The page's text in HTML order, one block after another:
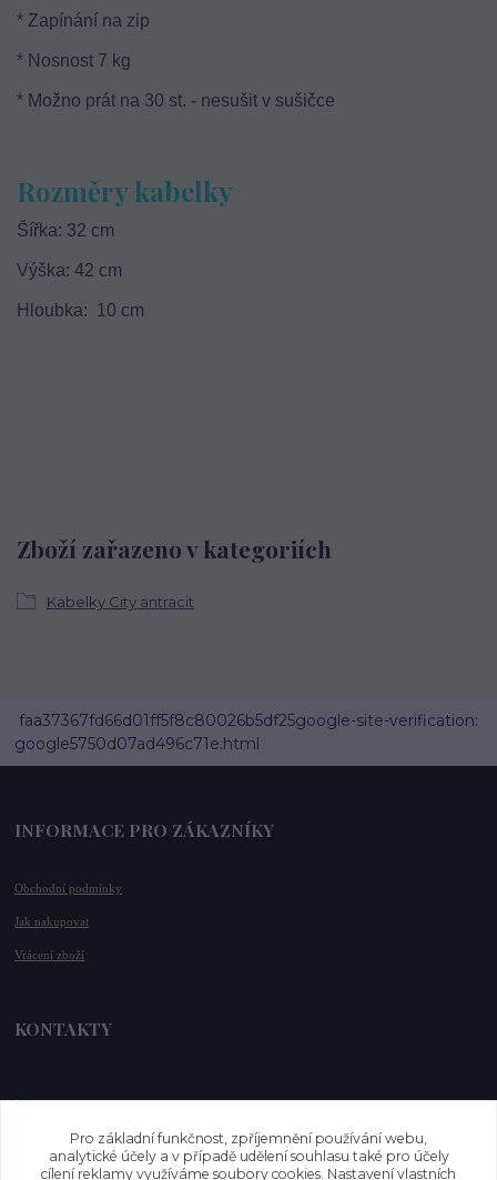
* Zapínání na zip
* Nosnost 7 kg
* Možno prát na 30 st. - nesušit v sušičce
Rozměry kabelky
Šířka: 32 cm
Výška: 42 cm
Hloubka: 10 cm
Zboží zařazeno v kategoriích
Kabelky City antracit
faa37367fd66d01ff5f8c80026b5df25google-site-verification:
google5750d07ad496c71e.html
INFORMACE PRO ZÁKAZNÍKY
Obchodní podmínky
Jak nakupovat
Vrácení zboží
KONTAKTY
📞 +420 732 779 508
www.vysnenekabelky.cz
Pro základní funkčnost, zpříjemnění používání webu,
analytické účely a v případě udělení souhlasu také pro účely
cílení reklamy využíváme soubory cookies. Nastavení vlastních